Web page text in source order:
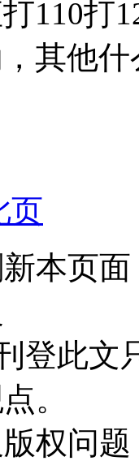
110打
其他
页
本页
登此文
。
权问